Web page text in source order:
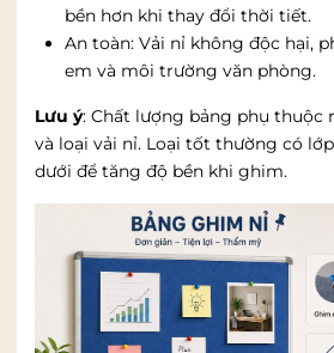
bền hơn khi thay đổi thời tiết.
An toàn: Vải nỉ không độc hại,
em và môi trường văn phòng.
Lưu ý: Chất lượng bảng phụ thuộc
và loại vải nỉ. Loại tốt thường có
dưới để tăng độ bền khi ghim.